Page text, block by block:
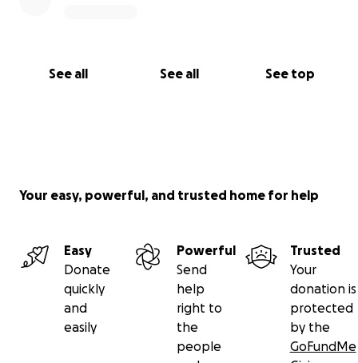
See all See all See top
documentaire om een indruk te krijgen:
ongemak. Zijn service voorwaarden
Frank
Your easy, powerful, and trusted home for help
Easy
Donate
quickly
and
easily
Powerful
Send
help
right to
the
people
Trusted
Your
donation is
protected
by the
GoFundMe